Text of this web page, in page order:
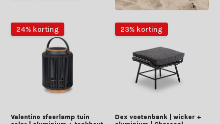
24% korting
Valentino sfeerlamp tuin
23% korting
Dex voetenbank | wicker +